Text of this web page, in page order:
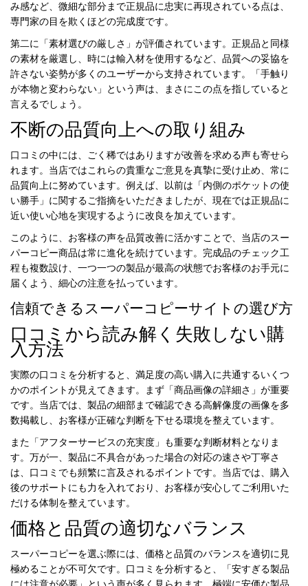
み感など、微細な部分まで正規品に忠実に再現されている点は、
専門家の目を欺くほどの完成度です。
第二に「素材選びの厳しさ」が評価されています。正規品と同様
の素材を厳選し、時には輸入材を使用するなど、品質への妥協を
許さない姿勢が多くのユーザーから支持されています。「手触り
が本物と変わらない」という声は、まさにこの点を指していると
言えるでしょう。
不断の品質向上への取り組み
口コミの中には、ごく稀ではありますが改善を求める声も寄せら
れます。当店ではこれらの貴重なご意見を真摯に受け止め、常に
品質向上に努めています。例えば、以前は「内側のポケットの使
い勝手」に関するご指摘をいただきましたが、現在では正規品に
近い使い心地を実現するように改良を加えています。
このように、お客様の声を品質改善に活かすことで、当店のスー
パーコピー商品は常に進化を続けています。完成品のチェック工
程も複数設け、一つ一つの製品が最高の状態でお客様のお手元に
届くよう、細心の注意を払っています。
信頼できるスーパーコピーサイトの選び方
口コミから読み解く失敗しない購
入方法
実際の口コミを分析すると、満足度の高い購入に共通するいくつ
かのポイントが見えてきます。まず「商品画像の詳細さ」が重要
です。当店では、製品の細部まで確認できる高解像度の画像を多
数掲載し、お客様が正確な判断を下せる環境を整えています。
また「アフターサービスの充実度」も重要な判断材料となりま
す。万が一、製品に不具合があった場合の対応の速さや丁寧さ
は、口コミでも頻繁に言及されるポイントです。当店では、購入
後のサポートにも力を入れており、お客様が安心してご利用いた
だける体制を整えています。
価格と品質の適切なバランス
スーパーコピーを選ぶ際には、価格と品質のバランスを適切に見
極めることが不可欠です。口コミを分析すると、「安すぎる製品